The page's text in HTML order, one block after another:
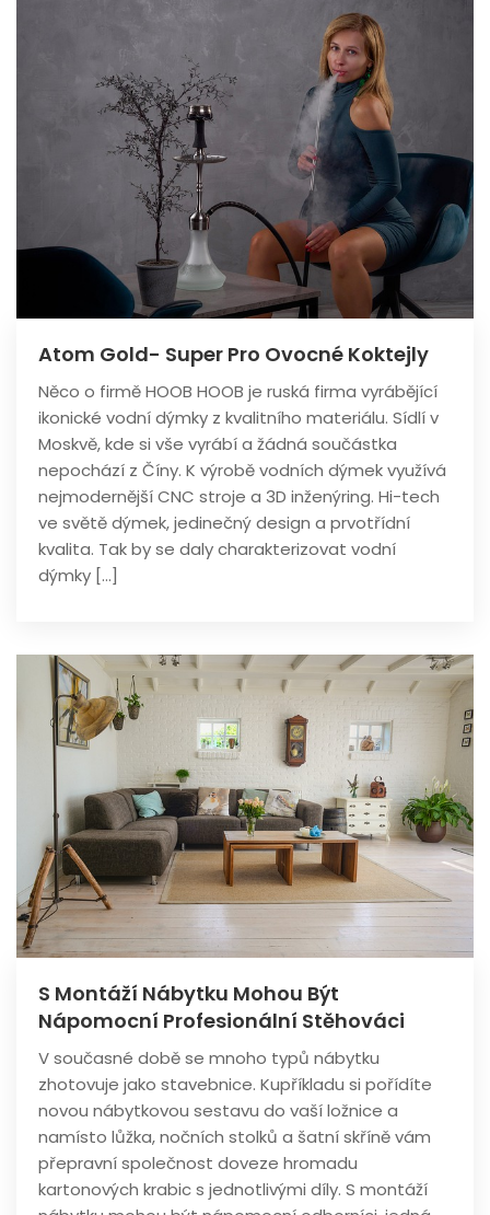
Atom Gold- Super Pro Ovocné Koktejly
Něco o firmě HOOB HOOB je ruská firma vyrábějící
ikonické vodní dýmky z kvalitního materiálu. Sídlí v
Moskvě, kde si vše vyrábí a žádná součástka
nepochází z Číny. K výrobě vodních dýmek využívá
nejmodernější CNC stroje a 3D inženýring. Hi-tech
ve světě dýmek, jedinečný design a prvotřídní
kvalita. Tak by se daly charakterizovat vodní
dýmky […]
S Montáží Nábytku Mohou Být
Nápomocní Profesionální Stěhováci
V současné době se mnoho typů nábytku
zhotovuje jako stavebnice. Kupříkladu si pořídíte
novou nábytkovou sestavu do vaší ložnice a
namísto lůžka, nočních stolků a šatní skříně vám
přepravní společnost doveze hromadu
kartonových krabic s jednotlivými díly. S montáží